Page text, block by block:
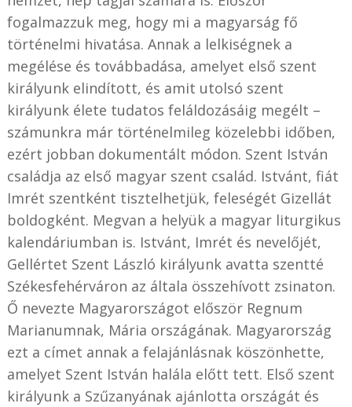
fogalmazzuk meg, hogy mi a magyarság fő
történelmi hivatása. Annak a lelkiségnek a
megélése és továbbadása, amelyet első szent
királyunk elindított, és amit utolsó szent
királyunk élete tudatos feláldozásáig megélt –
számunkra már történelmileg közelebbi időben,
ezért jobban dokumentált módon. Szent István
családja az első magyar szent család. Istvánt, fiát
Imrét szentként tisztelhetjük, feleségét Gizellát
boldogként. Megvan a helyük a magyar liturgikus
kalendáriumban is. Istvánt, Imrét és nevelőjét,
Gellértet Szent László királyunk avatta szentté
Székesfehérváron az általa összehívott zsinaton.
Ő nevezte Magyarországot először Regnum
Marianumnak, Mária országának. Magyarország
ezt a címet annak a felajánlásnak köszönhette,
amelyet Szent István halála előtt tett. Első szent
királyunk a Szűzanyának ajánlotta országát és